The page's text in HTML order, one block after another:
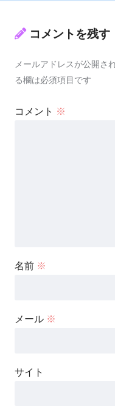
コメントを残す
メールアドレスが公開さ
る欄は必須項目です
コメント ※
名前 ※
メール ※
サイト